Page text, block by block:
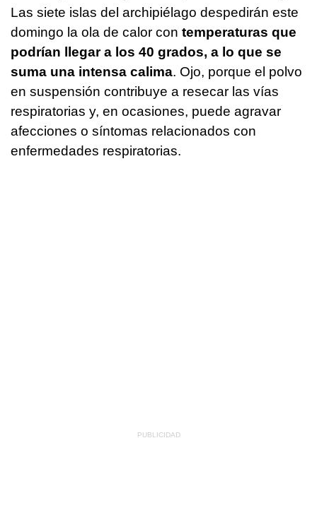
Las siete islas del archipiélago despedirán este
domingo la ola de calor con temperaturas que
podrían llegar a los 40 grados, a lo que se
suma una intensa calima. Ojo, porque el polvo
en suspensión contribuye a resecar las vías
respiratorias y, en ocasiones, puede agravar
afecciones o síntomas relacionados con
enfermedades respiratorias.